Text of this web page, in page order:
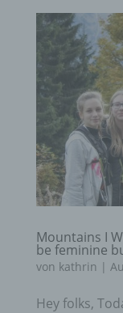
Mountains I
be feminine
von kathrin |
Hey folks,